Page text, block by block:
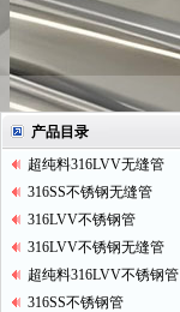
产品目录
超纯料316LVV无缝管
316SS不锈钢无缝管
316LVV不锈钢管
316LVV不锈钢无缝管
超纯料316LVV不锈钢管
316SS不锈钢管